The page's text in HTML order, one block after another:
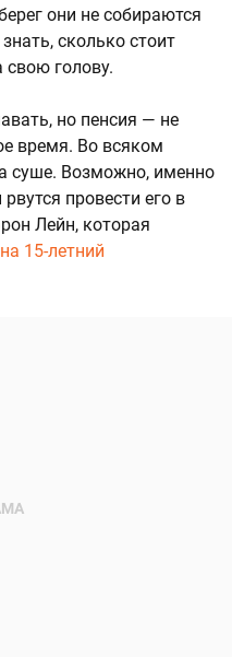
они не собираются
сколько стоит
голову.
но пенсия — не
время. Во всяком
суше. Возможно, именно
провести его в
Лейн, которая
15-летний